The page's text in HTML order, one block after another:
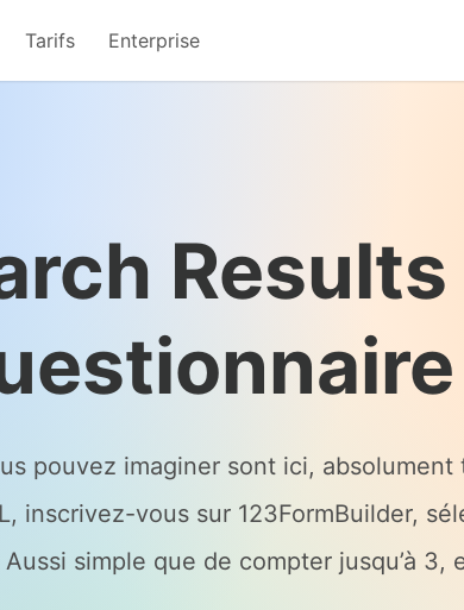
Tarifs Enterprise
pouvez imaginer sont ici,
inscrivez-vous sur 123FormBuilder,
simple que de compter jusqu’à 3,